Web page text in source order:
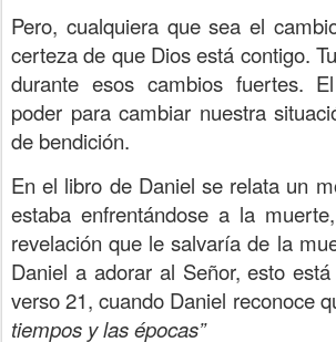
Pero, cualquiera que sea el
certeza de que Dios está contigo.
durante esos cambios fuertes.
poder para cambiar nuestra
de bendición.
En el libro de Daniel se relata un
estaba enfrentándose a la
revelación que le salvaría de la
Daniel a adorar al Señor, esto
verso 21, cuando Daniel reconoce
tiempos y las épocas”